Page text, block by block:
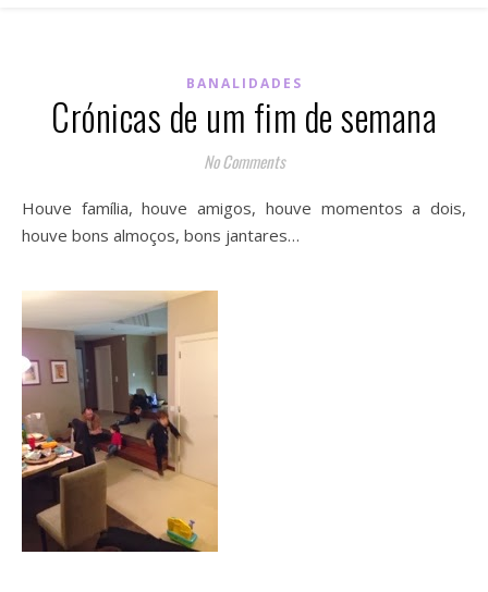
BANALIDADES
Crónicas de um fim de semana
No Comments
Houve família, houve amigos, houve momentos a dois,
houve bons almoços, bons jantares…